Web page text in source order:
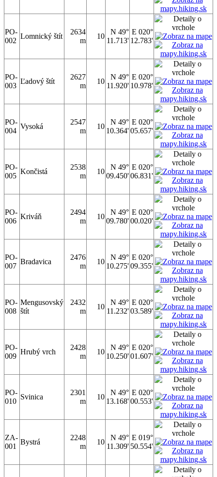
PO-
002
Lomnický štít
2634
m
10
N 49°
11.713'
E 020°
12.783'
PO-
003
Ľadový štít
2627
m
10
N 49°
11.920'
E 020°
10.978'
PO-
004
Vysoká
2547
m
10
N 49°
10.364'
E 020°
05.657'
PO-
005
Končistá
2538
m
10
N 49°
09.450'
E 020°
06.831'
PO-
006
Kriváň
2494
m
10
N 49°
09.780'
E 020°
00.020'
PO-
007
Bradavica
2476
m
10
N 49°
10.275'
E 020°
09.355'
PO-
008
Mengusovský
štít
2432
m
10
N 49°
11.232'
E 020°
03.589'
PO-
009
Hrubý vrch
2428
m
10
N 49°
10.250'
E 020°
01.607'
PO-
010
Svinica
2301
m
10
N 49°
13.168'
E 020°
00.553'
ZA-
001
Bystrá
2248
m
10
N 49°
11.309'
E 019°
50.554'